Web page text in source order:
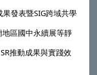
發表暨SIG跨域共學
區國中永續展等靜
推動成果與實踐效